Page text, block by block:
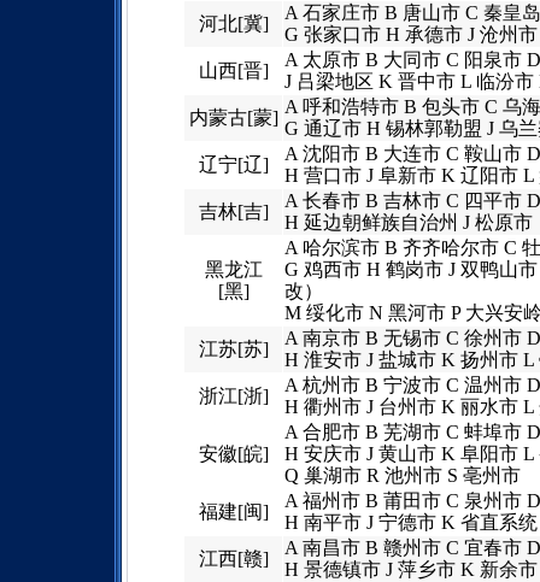
河北[冀]
A 石家庄市 B 唐山市 C 秦皇
G 张家口市 H 承德市 J 沧州
山西[晋]
A 太原市 B 大同市 C 阳泉市
J 吕梁地区 K 晋中市 L 临汾市
内蒙古[蒙]
A 呼和浩特市 B 包头市 C 乌
G 通辽市 H 锡林郭勒盟 J 乌
辽宁[辽]
A 沈阳市 B 大连市 C 鞍山市
H 营口市 J 阜新市 K 辽阳市
吉林[吉]
A 长春市 B 吉林市 C 四平市
H 延边朝鲜族自治州 J 松原市
黑龙江
[黑]
A 哈尔滨市 B 齐齐哈尔市 C
G 鸡西市 H 鹤岗市 J 双鸭山
改）
M 绥化市 N 黑河市 P 大兴安
江苏[苏]
A 南京市 B 无锡市 C 徐州市
H 淮安市 J 盐城市 K 扬州市
浙江[浙]
A 杭州市 B 宁波市 C 温州市
H 衢州市 J 台州市 K 丽水市 L
安徽[皖]
A 合肥市 B 芜湖市 C 蚌埠市
H 安庆市 J 黄山市 K 阜阳市
Q 巢湖市 R 池州市 S 亳州市
福建[闽]
A 福州市 B 莆田市 C 泉州市
H 南平市 J 宁德市 K 省直系统
江西[赣]
A 南昌市 B 赣州市 C 宜春市
H 景德镇市 J 萍乡市 K 新余